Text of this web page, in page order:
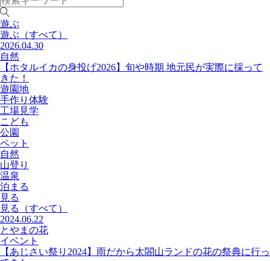
遊ぶ
遊ぶ （すべて）
2026.04.30
自然
【ホタルイカの身投げ2026】旬や時期 地元民が実際に採って
きた！
遊園地
手作り体験
工場見学
こども
公園
ペット
自然
山登り
温泉
泊まる
見る
見る
（すべて）
2024.06.22
とやまの花
イベント
【あじさい祭り2024】雨だから太閤山ランドの花の祭典に行っ